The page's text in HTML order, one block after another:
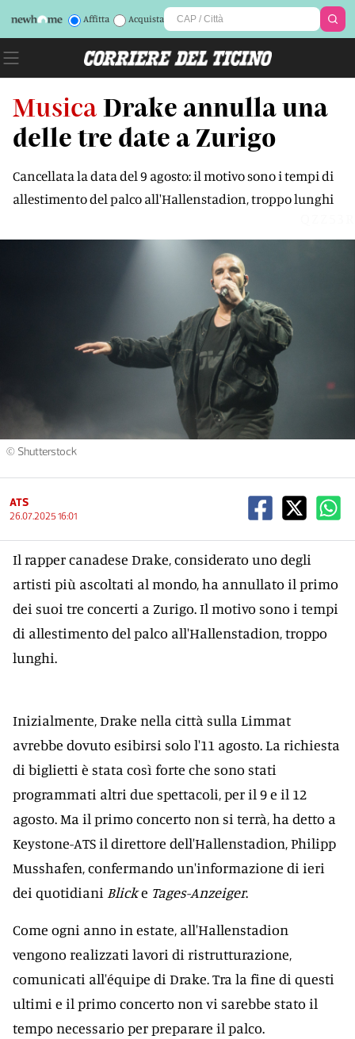
Affitta Acquista
Musica Drake annulla una
delle tre date a Zurigo
Cancellata la data del 9 agosto: il motivo sono i tempi di
allestimento del palco all'Hallenstadion, troppo lunghi
© Shutterstock
ATS
26.07.2025 16:01
Il rapper canadese Drake, considerato uno degli
artisti più ascoltati al mondo, ha annullato il primo
dei suoi tre concerti a Zurigo. Il motivo sono i tempi
di allestimento del palco all'Hallenstadion, troppo
lunghi.
Inizialmente, Drake nella città sulla Limmat
avrebbe dovuto esibirsi solo l'11 agosto. La richiesta
di biglietti è stata così forte che sono stati
programmati altri due spettacoli, per il 9 e il 12
agosto. Ma il primo concerto non si terrà, ha detto a
Keystone-ATS il direttore dell'Hallenstadion, Philipp
Musshafen, confermando un'informazione di ieri
dei quotidiani Blicke Tages-Anzeiger.
Come ogni anno in estate, all'Hallenstadion
vengono realizzati lavori di ristrutturazione,
comunicati all'équipe di Drake. Tra la fine di questi
ultimi e il primo concerto non vi sarebbe stato il
tempo necessario per preparare il palco.